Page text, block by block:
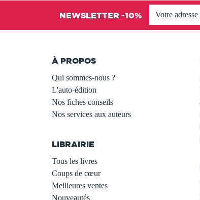
NEWSLETTER -10%
À PROPOS
Qui sommes-nous ?
L'auto-édition
Nos fiches conseils
Nos services aux auteurs
LIBRAIRIE
Tous les livres
Coups de cœur
Meilleures ventes
Nouveautés